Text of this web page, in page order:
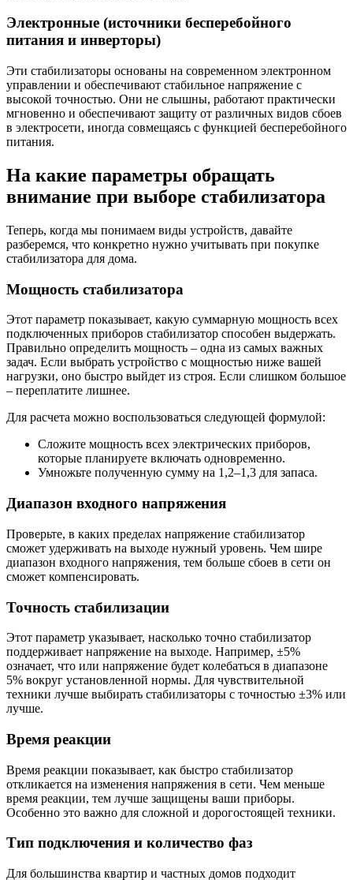
Электронные (источники бесперебойного
питания и инверторы)
Эти стабилизаторы основаны на современном электронном
управлении и обеспечивают стабильное напряжение с
высокой точностью. Они не слышны, работают практически
мгновенно и обеспечивают защиту от различных видов сбоев
в электросети, иногда совмещаясь с функцией бесперебойного
питания.
На какие параметры обращать
внимание при выборе стабилизатора
Теперь, когда мы понимаем виды устройств, давайте
разберемся, что конкретно нужно учитывать при покупке
стабилизатора для дома.
Мощность стабилизатора
Этот параметр показывает, какую суммарную мощность всех
подключенных приборов стабилизатор способен выдержать.
Правильно определить мощность – одна из самых важных
задач. Если выбрать устройство с мощностью ниже вашей
нагрузки, оно быстро выйдет из строя. Если слишком большое
– переплатите лишнее.
Для расчета можно воспользоваться следующей формулой:
Сложите мощность всех электрических приборов,
которые планируете включать одновременно.
Умножьте полученную сумму на 1,2–1,3 для запаса.
Диапазон входного напряжения
Проверьте, в каких пределах напряжение стабилизатор
сможет удерживать на выходе нужный уровень. Чем шире
диапазон входного напряжения, тем больше сбоев в сети он
сможет компенсировать.
Точность стабилизации
Этот параметр указывает, насколько точно стабилизатор
поддерживает напряжение на выходе. Например, ±5%
означает, что или напряжение будет колебаться в диапазоне
5% вокруг установленной нормы. Для чувствительной
техники лучше выбирать стабилизаторы с точностью ±3% или
лучше.
Время реакции
Время реакции показывает, как быстро стабилизатор
откликается на изменения напряжения в сети. Чем меньше
время реакции, тем лучше защищены ваши приборы.
Особенно это важно для сложной и дорогостоящей техники.
Тип подключения и количество фаз
Для большинства квартир и частных домов подходит